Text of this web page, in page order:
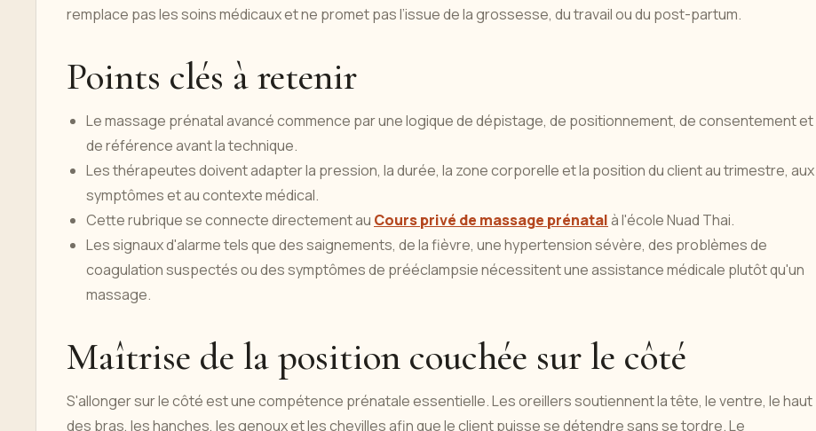
remplace pas les soins médicaux et ne promet pas l’issue de la grossesse, du travail ou du post-partum.
Points clés à retenir
Le massage prénatal avancé commence par une logique de dépistage, de positionnement, de consentement et
de référence avant la technique.
Les thérapeutes doivent adapter la pression, la durée, la zone corporelle et la position du client au trimestre, aux
symptômes et au contexte médical.
Cette rubrique se connecte directement au Cours privé de massage prénatalà l'école Nuad Thai.
Les signaux d'alarme tels que des saignements, de la fièvre, une hypertension sévère, des problèmes de
coagulation suspectés ou des symptômes de prééclampsie nécessitent une assistance médicale plutôt qu'un
massage.
Maîtrise de la position couchée sur le côté
S'allonger sur le côté est une compétence prénatale essentielle. Les oreillers soutiennent la tête, le ventre, le haut
des bras, les hanches, les genoux et les chevilles afin que le client puisse se détendre sans se tordre. Le